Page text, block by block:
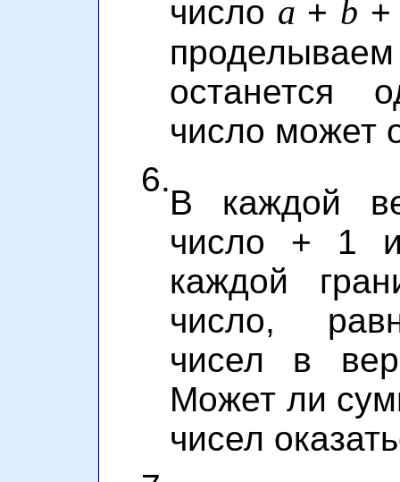
число a + b
останется
число может
6.
В каждой
число + 1
каждой
число,
чисел в
Может ли
чисел